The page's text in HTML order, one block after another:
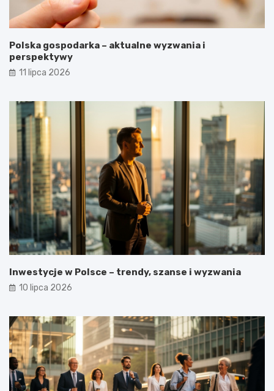
Polska gospodarka – aktualne wyzwania i
perspektywy
11 lipca 2026
Inwestycje w Polsce – trendy, szanse i wyzwania
10 lipca 2026